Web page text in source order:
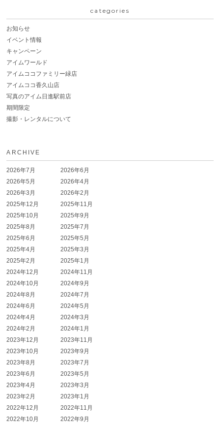
categories
お知らせ
イベント情報
キャンペーン
アイムワールド
アイムココファミリー緑店
アイムココ香久山店
写真のアイム日進駅前店
期間限定
撮影・レンタルについて
ARCHIVE
2026年7月
2026年6月
2026年5月
2026年4月
2026年3月
2026年2月
2025年12月
2025年11月
2025年10月
2025年9月
2025年8月
2025年7月
2025年6月
2025年5月
2025年4月
2025年3月
2025年2月
2025年1月
2024年12月
2024年11月
2024年10月
2024年9月
2024年8月
2024年7月
2024年6月
2024年5月
2024年4月
2024年3月
2024年2月
2024年1月
2023年12月
2023年11月
2023年10月
2023年9月
2023年8月
2023年7月
2023年6月
2023年5月
2023年4月
2023年3月
2023年2月
2023年1月
2022年12月
2022年11月
2022年10月
2022年9月